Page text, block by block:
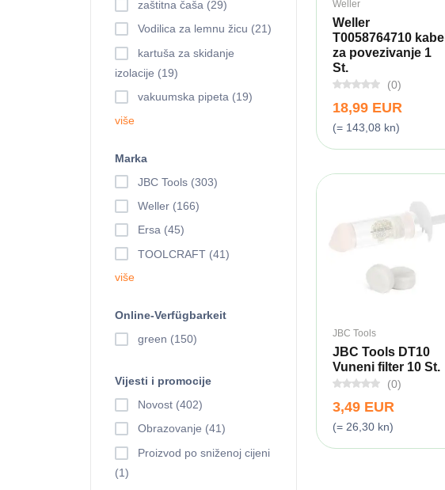
Weller
Weller
T0058764710 kabel
za povezivanje 1
St.
(0)
18,99 EUR
(= 143,08 kn)
JBC Tools
JBC Tools DT10
Vuneni filter 10 St.
(0)
3,49 EUR
(= 26,30 kn)
zaštitna čaša (29)
Vodilica za lemnu žicu (21)
kartuša za skidanje
izolacije (19)
vakuumska pipeta (19)
više
Marka
JBC Tools (303)
Weller (166)
Ersa (45)
TOOLCRAFT (41)
više
Online-Verfügbarkeit
green (150)
Vijesti i promocije
Novost (402)
Obrazovanje (41)
Proizvod po sniženoj cijeni
(1)